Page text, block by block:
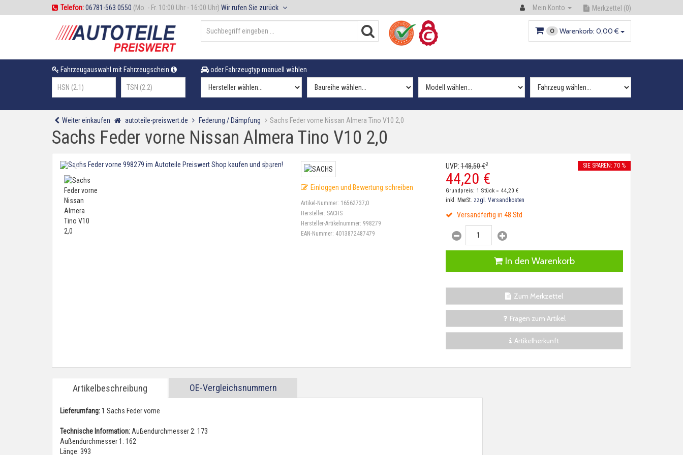
Telefon:06781-563 0550 (Mo. - Fr. 10:00 Uhr - 16:00 Uhr) Wir rufen Sie zurück Mein Konto Merkzettel (0)
0 Warenkorb: 0,00 €
Fahrzeugauswahl mit Fahrzeugschein oder Fahrzeugtyp manuell wählen
Weiter einkaufen autoteile-preiswert.de Federung / Dämpfung Sachs Feder vorne Nissan Almera Tino V10 2,0
Sachs Feder vorne Nissan Almera Tino V10 2,0
Einloggen und Bewertung schreiben
Artikel-Nummer: 16562737;0
Hersteller: SACHS
Hersteller-Artikelnummer: 998279
EAN-Nummer: 4013872487479
UVP:148,50€2
44,20 €
SIE SPAREN: 70 %
Grundpreis: 1 Stück = 44,20 €
inkl. MwSt. zzgl. Versandkosten
Versandfertig in 48 Std
In den Warenkorb
Zum Merkzettel
Fragen zum Artikel
Artikelherkunft
Artikelbeschreibung OE-Vergleichsnummern
Lieferumfang:1 Sachs Feder vorne
Technische Information: Außendurchmesser 2: 173
Außendurchmesser 1: 162
Länge: 393